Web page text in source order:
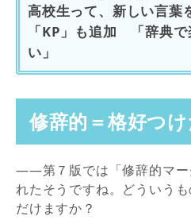
高校生って、新しい言葉
「KP」も追加 「辞典
い」
修辞的＝格好つ
――第７版では「修辞的マー
れたそうですね。どういう
だけますか？